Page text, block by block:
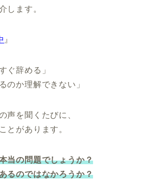
します。
』
ぐ辞める」
のか理解できない」
声を聞くたびに、
とがあります。
当の問題でしょうか？
るのではなかろうか？